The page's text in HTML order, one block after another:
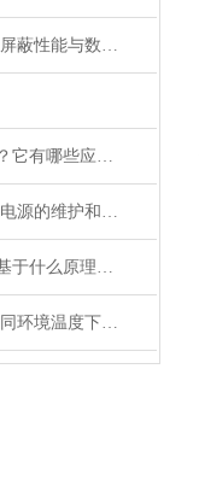
Phoenix电缆的高屏蔽性能与数据传输优势
穆尔电缆是什么？它有哪些应用领域？
如何进行Phoenix电源的维护和保养？
菲尼克斯继电器基于什么原理工作？
Phoenix电缆在不同环境温度下的性能表现如何？